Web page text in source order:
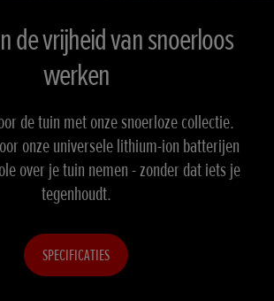
de vrijheid van snoerloos
werken
de tuin met onze snoerloze collectie.
onze universele lithium-ion batterijen
over je tuin nemen - zonder dat iets je
tegenhoudt.
SPECIFICATIES